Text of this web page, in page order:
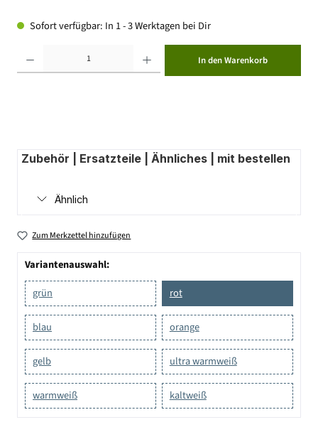
Sofort verfügbar: In 1 - 3 Werktagen bei Dir
In den Warenkorb
Zubehör | Ersatzteile | Ähnliches | mit bestellen
Ähnlich
Zum Merkzettel hinzufügen
Variantenauswahl:
grün
rot
blau orange
gelb ultra warmweiß
warmweiß kaltweiß